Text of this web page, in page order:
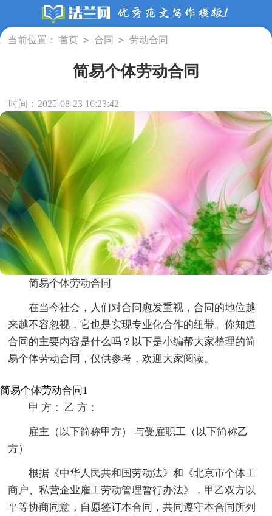
当前位置： 首页 > 合同 > 劳动合同
简易个体劳动合同
时间：2025-08-23 16:23:42
简易个体劳动合同
在当今社会，人们对合同愈发重视，合同的地位越
来越不容忽视，它也是实现专业化合作的纽带。你知道
合同的主要内容是什么吗？以下是小编帮大家整理的简
易个体劳动合同，仅供参考，欢迎大家阅读。
简易个体劳动合同1
甲 方： 乙 方：
雇主（以下简称甲方） 与受雇职工（以下简称乙
方）
根据《中华人民共和国劳动法》和《北京市个体工
商户、私营企业雇工劳动管理暂行办法》，甲乙双方以
平等协商同意，自愿签订本合同，共同遵守本合同所列